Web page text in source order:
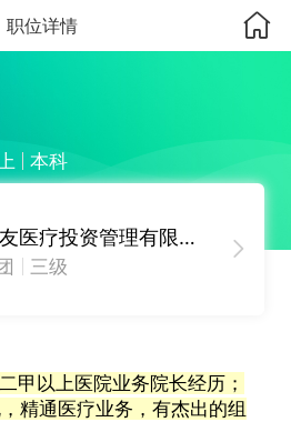
职位详情
本科
上海大友医疗投资管理有限公司
三级
甲以上医院业务院长经历；
精通医疗业务，有杰出的组